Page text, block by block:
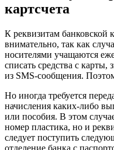
картсчета
К реквизитам банковской
внимательно, так как
носителями учащаются
списать средства с карты,
из SMS-сообщения.
Но иногда требуется
начисления каких-либо
или пособия. В этом
номер пластика, но и
следует поступить
отделение банка с